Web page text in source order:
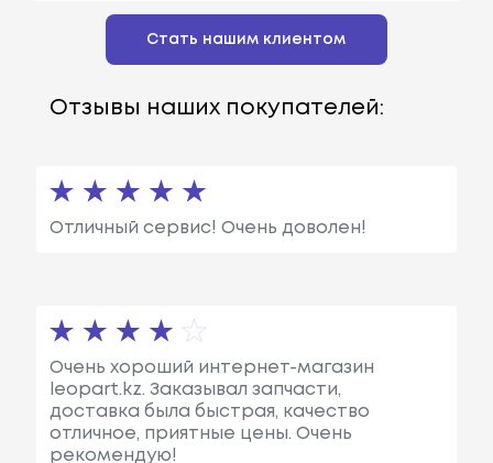
Стать нашим клиентом
Отзывы наших покупателей:
Отличный сервис! Очень доволен!
Очень хороший интернет-магазин
leopart.kz. Заказывал запчасти,
доставка была быстрая, качество
отличное, приятные цены. Очень
рекомендую!